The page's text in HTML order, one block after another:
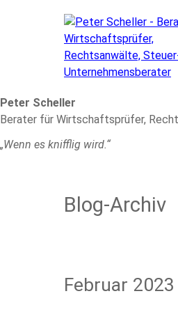
Peter Scheller
Berater für Wirtschaftsprüfer,
„Wenn es knifflig wird.“
Blog-Archiv
Februar 2023